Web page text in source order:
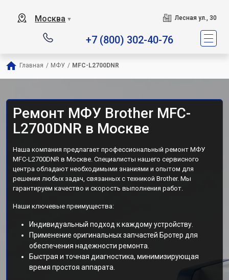
Москва ▼ Лесная ул., 30
+7 (800) 302-40-76
Главная / МФУ / MFC-L2700DNR
Ремонт МФУ Brother MFC-
L2700DNR в Москве
Наша компания предлагает профессиональный ремонт МФУ
MFC-L2700DNR в Москве. Специалисты нашего сервисного
центра обладают необходимыми знаниями и опытом для
решения любых задач, связанных с техникой Brother. Мы
гарантируем качество и скорость выполнения работ.
Наши ключевые преимущества:
Индивидуальный подход к каждому устройству.
Применение оригинальных запчастей Бротер для
обеспечения надежности ремонта.
Быстрая и точная диагностика, минимизирующая
время простоя аппарата.